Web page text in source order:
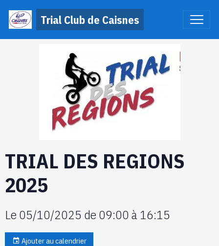
Trial Club de Caisnes
TRIAL DES REGIONS
2025
Le 05/10/2025 de 09:00à 16:15
Ajouter au calendrier